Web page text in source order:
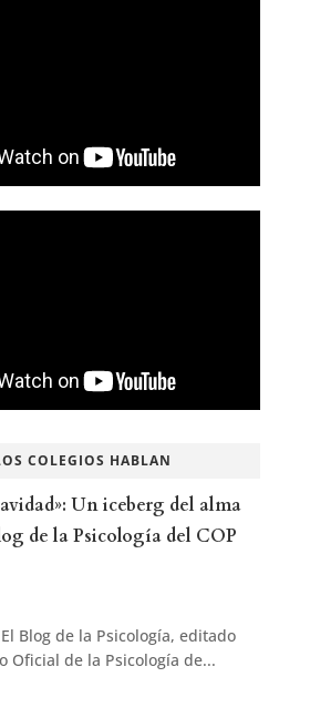
COLEGIOS HABLAN
Un iceberg del alma
de la Psicología del COP
Blog de la Psicología, editado
Oficial de la Psicología de...